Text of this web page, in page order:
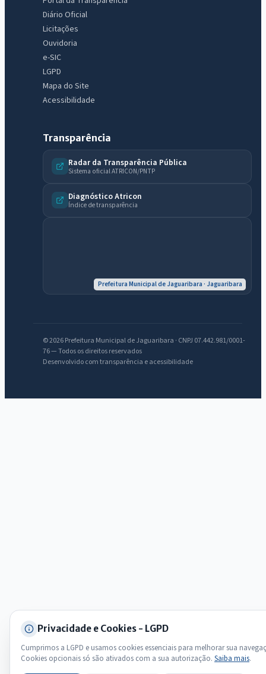
Diário Oficial
Licitações
Ouvidoria
e-SIC
LGPD
Mapa do Site
Acessibilidade
Transparência
Radar da Transparência Pública
Sistema oficial ATRICON/PNTP
Diagnóstico Atricon
Índice de transparência
Prefeitura Municipal de Jaguaribara · Jaguaribara
© 2026 Prefeitura Municipal de Jaguaribara · CNPJ 07.442.981/0001-
76 — Todos os direitos reservados
Desenvolvido com transparência e acessibilidade
Privacidade e Cookies - LGPD
Cumprimos a LGPD e usamos cookies essenciais para melhorar sua
Cookies opcionais só são ativados com a sua autorização. Saiba mais.